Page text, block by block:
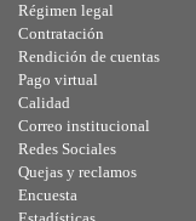
Régimen legal
Contratación
Rendición de cuentas
Pago virtual
Calidad
Correo institucional
Redes Sociales
Quejas y reclamos
Encuesta